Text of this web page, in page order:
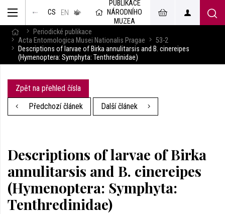
CS EN
v českém
jazyce
PUBLIKACE
NÁRODNÍHO
MUZEA
Periodické publikace
Acta Entomologica Musei Nationalis Pragae
53-2
Descriptions of larvae of Birka annulitarsis and B. cinereipes
(Hymenoptera: Symphyta: Tenthredinidae)
Zpět na přehled čísla
Předchozí článek
Další článek
Descriptions of larvae of Birka
annulitarsis and B. cinereipes
(Hymenoptera: Symphyta:
Tenthredinidae)